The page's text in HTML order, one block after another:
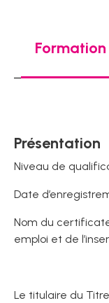
Formation
Présentation
Niveau de
Date
Nom du
emploi et de
Le titulaire du